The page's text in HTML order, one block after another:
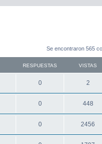
Se encontraron 565
RESPUESTAS VISTAS
0R
e
p
u
2V
i
t
a
0R
e
p
448V
i
t
0R
e
2456
i